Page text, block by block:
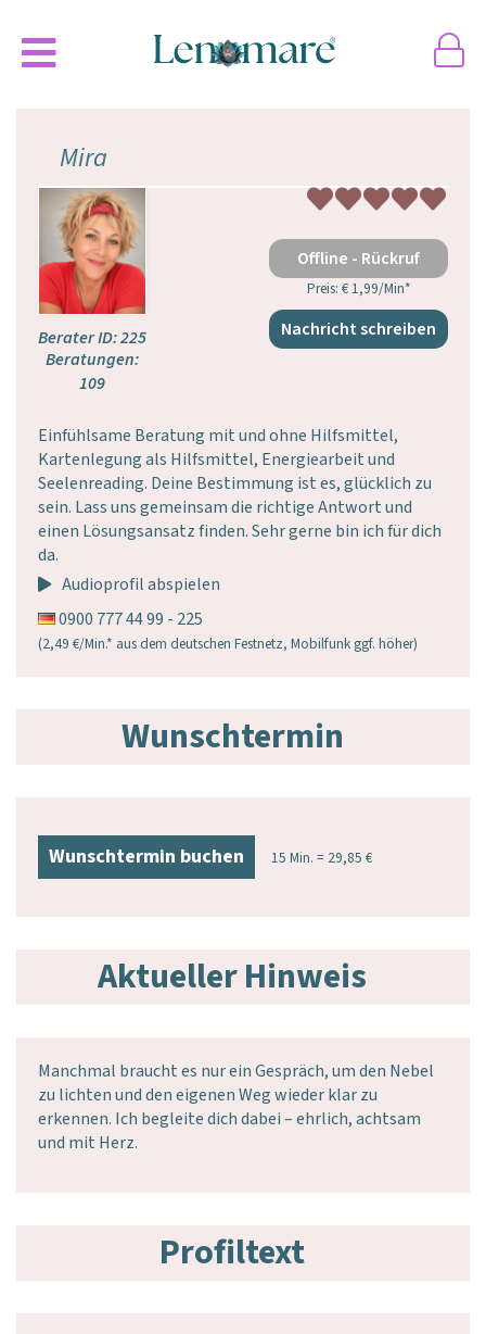
Berater ID: 225
Beratungen:
109
Mira
Einfühlsame Beratung mit und ohne Hilfsmittel,
Kartenlegung als Hilfsmittel, Energiearbeit und
Seelenreading. Deine Bestimmung ist es, glücklich zu
sein. Lass uns gemeinsam die richtige Antwort und
einen Lösungsansatz finden. Sehr gerne bin ich für dich
da.
Audioprofil abspielen
Offline - Rückruf
Preis: € 1,99/Min*
Nachricht schreiben
0900 777 44 99 - 225
(2,49 €/Min.* aus dem deutschen Festnetz, Mobilfunk ggf. höher)
Wunschtermin
Wunschtermin buchen 15 Min. = 29,85 €
Aktueller Hinweis
Manchmal braucht es nur ein Gespräch, um den Nebel
zu lichten und den eigenen Weg wieder klar zu
erkennen. Ich begleite dich dabei – ehrlich, achtsam
und mit Herz.
Profiltext